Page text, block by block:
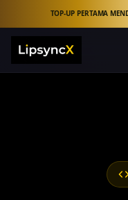
TOP-UP PERTAMA